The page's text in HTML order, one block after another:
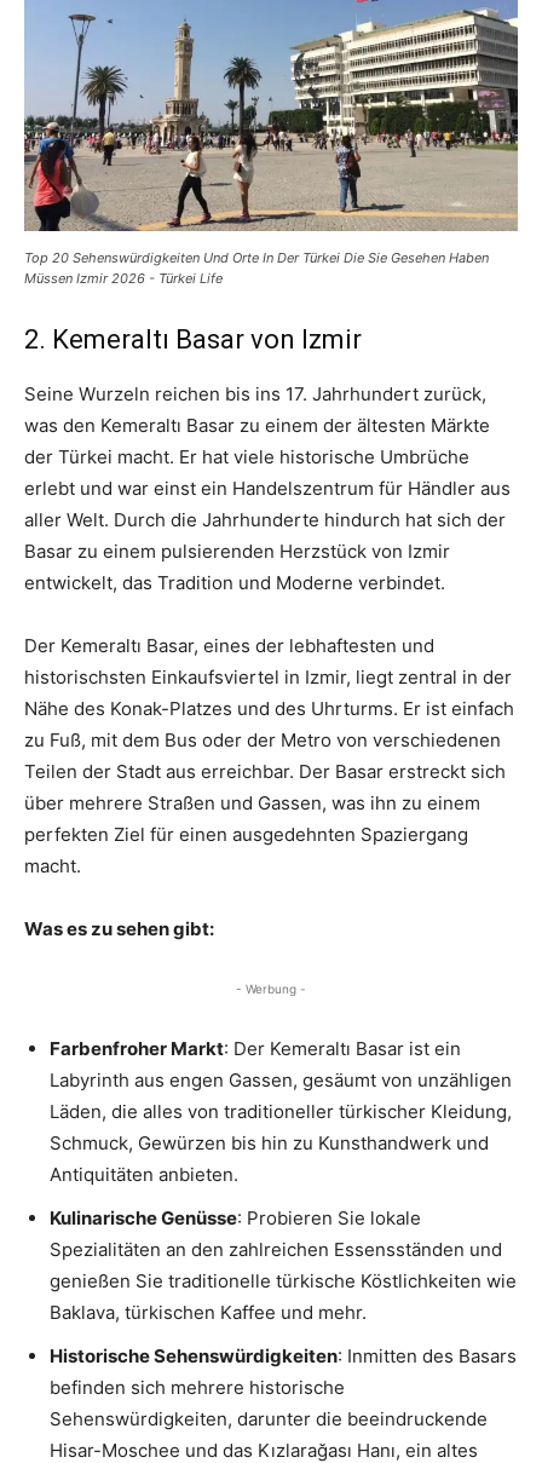
Top 20 Sehenswürdigkeiten Und Orte In Der Türkei Die Sie Gesehen Haben
Müssen Izmir 2026 - Türkei Life
2. Kemeraltı Basar von Izmir
Seine Wurzeln reichen bis ins 17. Jahrhundert zurück,
was den Kemeraltı Basar zu einem der ältesten Märkte
der Türkei macht. Er hat viele historische Umbrüche
erlebt und war einst ein Handelszentrum für Händler aus
aller Welt. Durch die Jahrhunderte hindurch hat sich der
Basar zu einem pulsierenden Herzstück von Izmir
entwickelt, das Tradition und Moderne verbindet.
Der Kemeraltı Basar, eines der lebhaftesten und
historischsten Einkaufsviertel in Izmir, liegt zentral in der
Nähe des Konak-Platzes und des Uhrturms. Er ist einfach
zu Fuß, mit dem Bus oder der Metro von verschiedenen
Teilen der Stadt aus erreichbar. Der Basar erstreckt sich
über mehrere Straßen und Gassen, was ihn zu einem
perfekten Ziel für einen ausgedehnten Spaziergang
macht.
Was es zu sehen gibt:
- Werbung -
Farbenfroher Markt: Der Kemeraltı Basar ist ein
Labyrinth aus engen Gassen, gesäumt von unzähligen
Läden, die alles von traditioneller türkischer Kleidung,
Schmuck, Gewürzen bis hin zu Kunsthandwerk und
Antiquitäten anbieten.
Kulinarische Genüsse: Probieren Sie lokale
Spezialitäten an den zahlreichen Essensständen und
genießen Sie traditionelle türkische Köstlichkeiten wie
Baklava, türkischen Kaffee und mehr.
Historische Sehenswürdigkeiten: Inmitten des Basars
befinden sich mehrere historische
Sehenswürdigkeiten, darunter die beeindruckende
Hisar-Moschee und das Kızlarağası Hanı, ein altes